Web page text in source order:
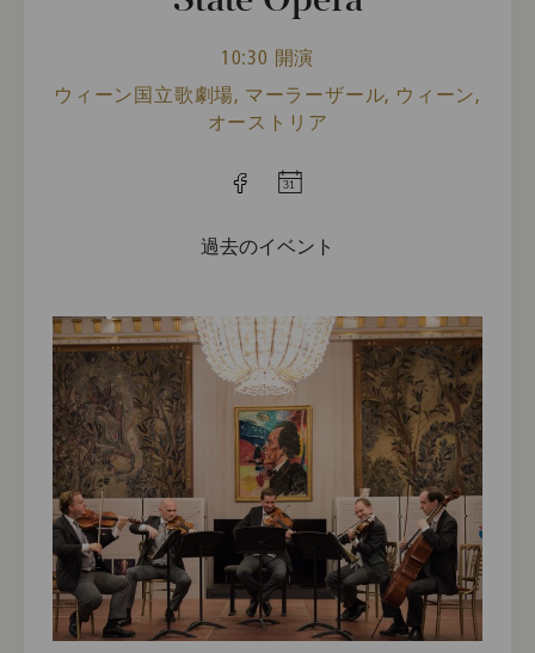
10:30 開演
ウィーン国立歌劇場, マーラーザール, ウィーン,
オーストリア
過去のイベント